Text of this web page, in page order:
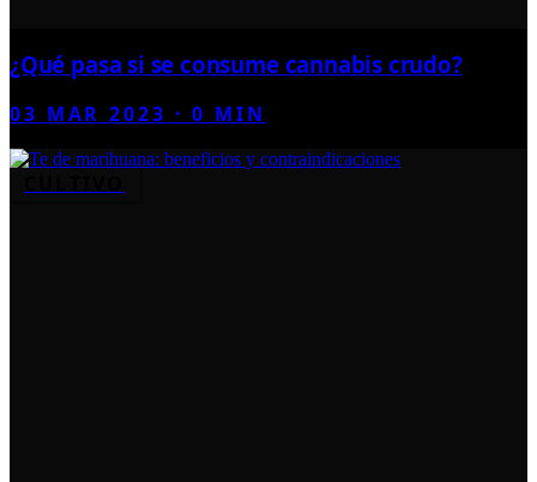
¿Qué pasa si se consume cannabis crudo?
03 MAR 2023 ·0 MIN